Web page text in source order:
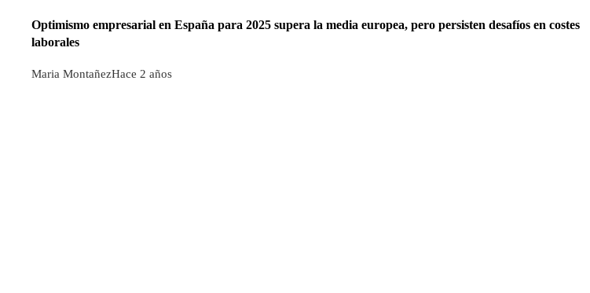
Optimismo empresarial en España para 2025 supera la media europea, pero persisten desafíos en costes
laborales
Maria MontañezHace 2 años